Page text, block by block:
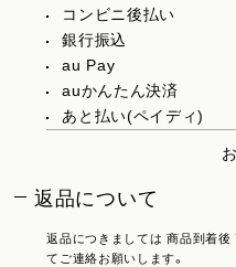
コンビニ後払い
銀行振込
au Pay
auかんたん決済
あと払い(ペイディ)
返品について
返品につきましては 商品到着
てご連絡お願いします。